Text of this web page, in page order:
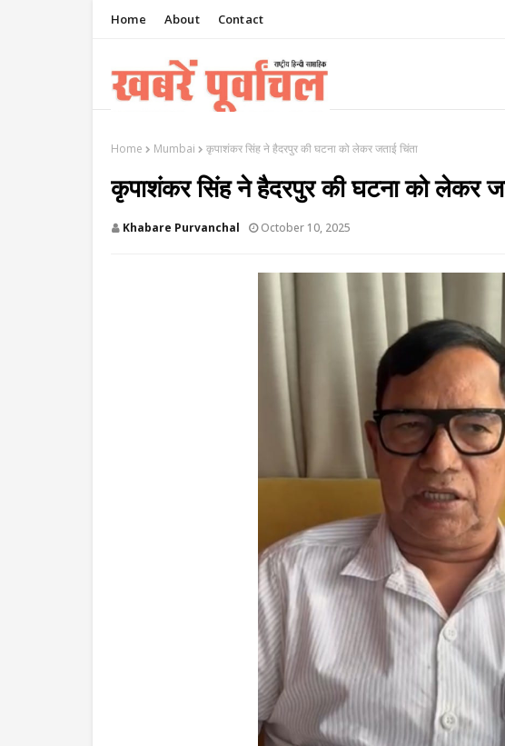
Home About Contact
Home Mumbai कृपाशंकर सिंह ने हैदरपुर की घटना को लेकर जताई चिंता
कृपाशंकर सिंह ने हैदरपुर की घटना को लेकर
Khabare Purvanchal October 10, 2025